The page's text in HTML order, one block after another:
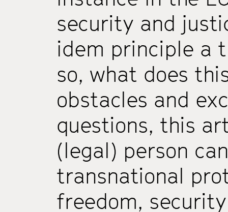
security and
idem principle a
so, what does
obstacles and
questions, this
(legal) person
transnational
freedom,